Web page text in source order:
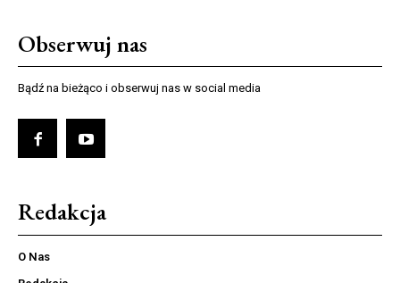
Obserwuj nas
Bądź na bieżąco i obserwuj nas w social media
Redakcja
O Nas